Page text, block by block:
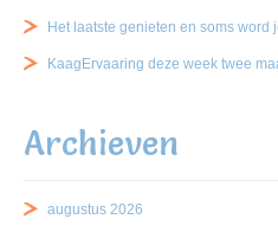
Het laatste genieten en soms
KaagErvaaring deze week twee
Archieven
augustus 2026